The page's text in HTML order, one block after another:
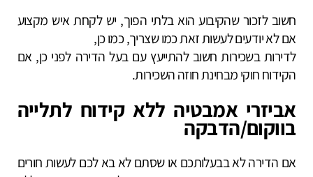
חשוב לזכור שהקיבוע הוא בלתי הפוך, יש לקחת איש מקצוע
אם לא יודעים לעשות זאת כמו שצריך, כמו כן,
לדירות בשכירות חשוב להתייעץ עם בעל הדירה לפני כן, אם
הקידוח חוקי מבחינת חוזה השכירות.
אביזרי אמבטיה ללא קידוח לתלייה
בווקום/הדבקה
אם הדירה לא בבעלותכם או שסתם לא בא לכם לעשות חורים